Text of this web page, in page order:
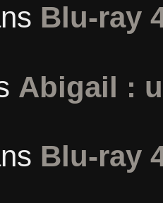
Blu-ray
Abigail :
Blu-ray